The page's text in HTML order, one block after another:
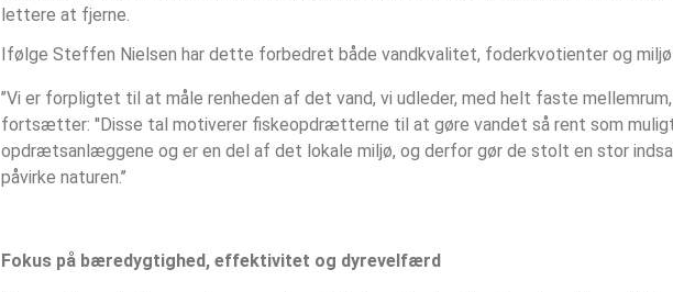
lettere at fjerne.
Ifølge Steffen Nielsen har dette forbedret både vandkvalitet, foderkvotienter og
’’Vi er forpligtet til at måle renheden af det vand, vi udleder, med helt faste
fortsætter: ''Disse tal motiverer fiskeopdrætterne til at gøre vandet så rent som
opdrætsanlæggene og er en del af det lokale miljø, og derfor gør de stolt en stor
påvirke naturen.’’
Fokus på bæredygtighed, effektivitet og dyrevelfærd